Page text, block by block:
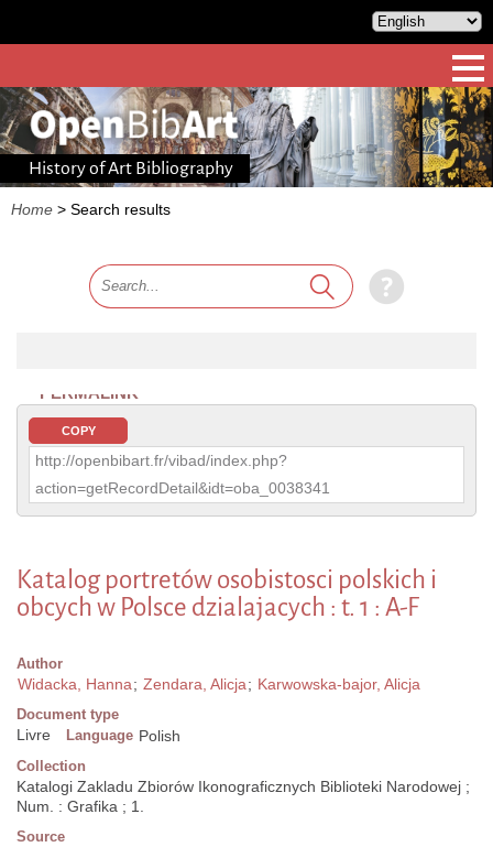
History of Art Bibliography
Home > Search results
PERMALINK
COPY
http://openbibart.fr/vibad/index.php?
action=getRecordDetail&idt=oba_0038341
Katalog portretów osobistosci polskich i
obcych w Polsce dzialajacych : t. 1 : A-F
Author
Widacka, Hanna; Zendara, Alicja; Karwowska-bajor, Alicja
Document type
Livre Language Polish
Collection
Katalogi Zakladu Zbiorów Ikonograficznych Biblioteki Narodowej ;
Num. : Grafika ; 1.
Source